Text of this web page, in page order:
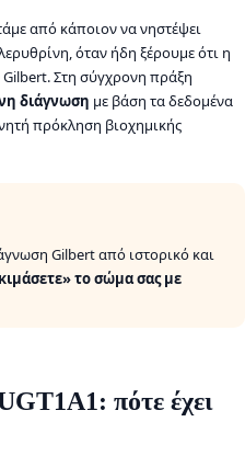
από κάποιον να νηστέψει
όταν ήδη ξέρουμε ότι η
Στη σύγχρονη πράξη
διάγνωση με βάση τα δεδομένα
πρόκληση βιοχημικής
Gilbert από ιστορικό και
το σώμα σας με
πότε έχει